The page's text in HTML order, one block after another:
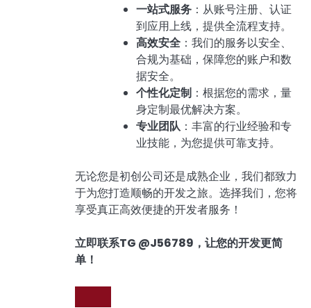
一站式服务 ：从账号注册、认证
到应用上线，提供全流程支持。
高效安全 ：我们的服务以安全、
合规为基础，保障您的账户和数
据安全。
个性化定制 ：根据您的需求，量
身定制最优解决方案。
专业团队：丰富的行业经验和专
业技能，为您提供可靠支持。
无论您是初创公司还是成熟企业，我们都致力
于为您打造顺畅的开发之旅。选择我们，您将
享受真正高效便捷的开发者服务！
立即联系TG @J56789，让您的开发更简
单！